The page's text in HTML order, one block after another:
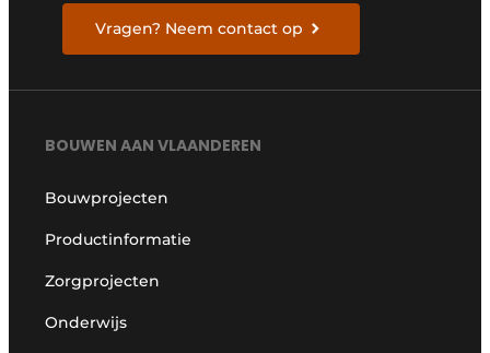
Vragen? Neem contact op
BOUWEN AAN VLAANDEREN
Bouwprojecten
Productinformatie
Zorgprojecten
Onderwijs